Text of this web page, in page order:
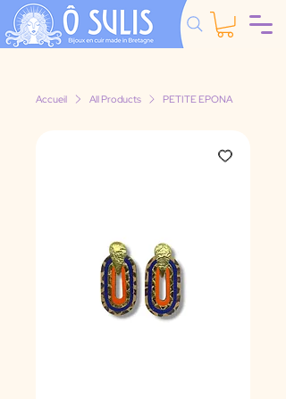
Accueil All Products PETITE EPONA